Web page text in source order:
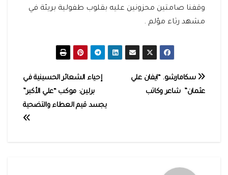
وقفنا صامتين محزونين عليه بقلوب طفولية بريئة في
مشهد رثاء مؤلم .
تصفّح
إحياء الشعائر الحسينية في
برلين: موكب “علي الأكبر”
يجسد قيم العطاء والتضحية
سكامارشو. “ايفان علي
عثمان” شاعر وكاتب